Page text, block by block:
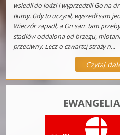
wsiedli do łodzi i wyprzedzili Go na
tłumy. Gdy to uczynił, wyszedł sam
Wieczór zapadł, a On sam tam
stadiów oddalona od brzegu,
przeciwny. Lecz o czwartej straży n...
Czytaj